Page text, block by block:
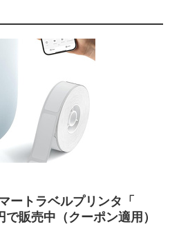
ートラベルプリンタ「
で販売中（クーポン適用）